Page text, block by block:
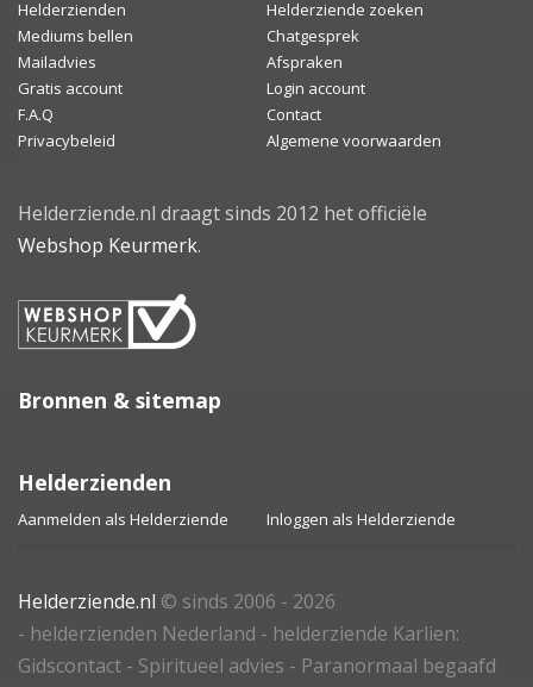
Helderzienden
Helderziende zoeken
Mediums bellen
Chatgesprek
Mailadvies
Afspraken
Gratis account
Login account
F.A.Q
Contact
Privacybeleid
Algemene voorwaarden
Helderziende.nl draagt sinds 2012 het officiële
Webshop Keurmerk.
Bronnen & sitemap
Helderzienden
Aanmelden als Helderziende Inloggen als Helderziende
Helderziende.nl © sinds 2006 - 2026
- helderzienden Nederland - helderziende Karlien:
Gidscontact - Spiritueel advies - Paranormaal begaafd